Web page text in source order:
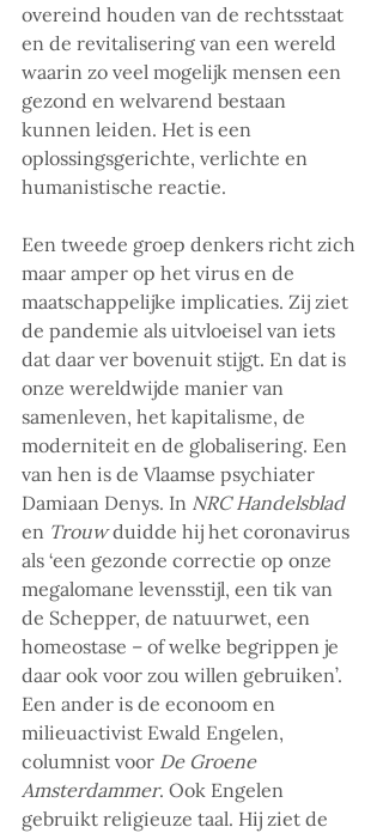
overeind houden van de rechtsstaat
en de revitalisering van een wereld
waarin zo veel mogelijk mensen een
gezond en welvarend bestaan
kunnen leiden. Het is een
oplossingsgerichte, verlichte en
humanistische reactie.
Een tweede groep denkers richt zich
maar amper op het virus en de
maatschappelijke implicaties. Zij ziet
de pandemie als uitvloeisel van iets
dat daar ver bovenuit stijgt. En dat is
onze wereldwijde manier van
samenleven, het kapitalisme, de
moderniteit en de globalisering. Een
van hen is de Vlaamse psychiater
Damiaan Denys. In NRC Handelsblad
en Trouw duidde hij het coronavirus
als ‘een gezonde correctie op onze
megalomane levensstijl, een tik van
de Schepper, de natuurwet, een
homeostase – of welke begrippen je
daar ook voor zou willen gebruiken’.
Een ander is de econoom en
milieuactivist Ewald Engelen,
columnist voor De Groene
Amsterdammer. Ook Engelen
gebruikt religieuze taal. Hij ziet de